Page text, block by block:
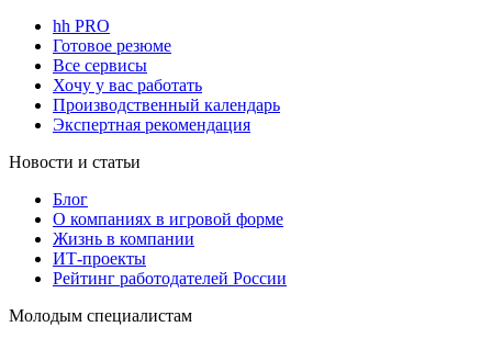
hh PRO
Готовое резюме
Все сервисы
Хочу у вас работать
Производственный календарь
Экспертная рекомендация
Новости и статьи
Блог
О компаниях в игровой форме
Жизнь в компании
ИТ-проекты
Рейтинг работодателей России
Молодым специалистам